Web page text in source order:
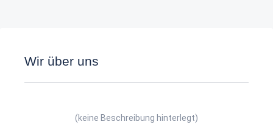
Wir über uns
(keine Beschreibung hinterlegt)